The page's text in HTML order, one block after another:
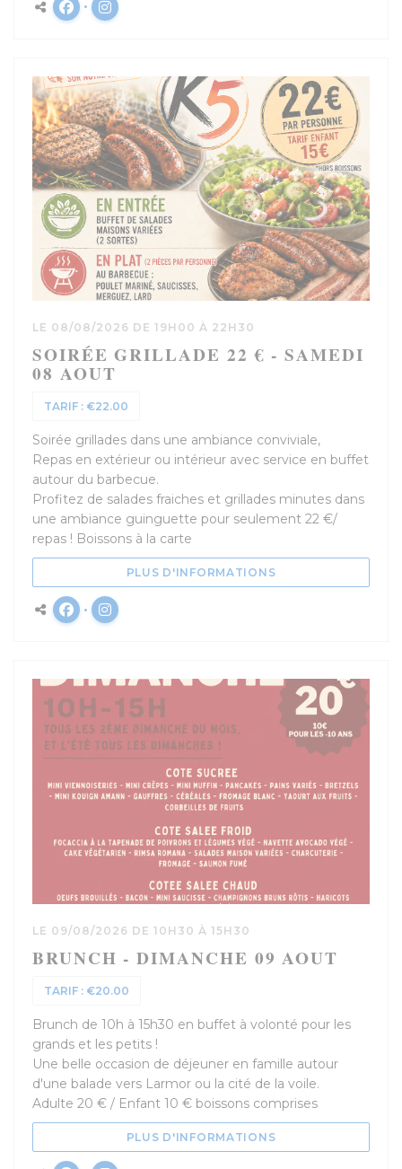
Facebook ((ouvre une nouvelle fenêtre))
Instagram ((ouvre une nouvelle fenêtre))
LE 08/08/2026 DE 19H00 À 22H30
SOIRÉE GRILLADE 22 € - SAMEDI
08 AOUT
TARIF : €22.00
Soirée grillades dans une ambiance conviviale,
Repas en extérieur ou intérieur avec service en buffet
autour du barbecue.
Profitez de salades fraiches et grillades minutes dans
une ambiance guinguette pour seulement 22 €/
repas ! Boissons à la carte
PLUS D'INFORMATIONS((OUVRE UNE
Facebook ((ouvre une nouvelle fenêtre))
Instagram ((ouvre une nouvelle fenêtre))
LE 09/08/2026 DE 10H30 À 15H30
BRUNCH - DIMANCHE 09 AOUT
TARIF : €20.00
Brunch de 10h à 15h30 en buffet à volonté pour les
grands et les petits !
Une belle occasion de déjeuner en famille autour
d'une balade vers Larmor ou la cité de la voile.
Adulte 20 € / Enfant 10 € boissons comprises
PLUS D'INFORMATIONS((OUVRE UNE